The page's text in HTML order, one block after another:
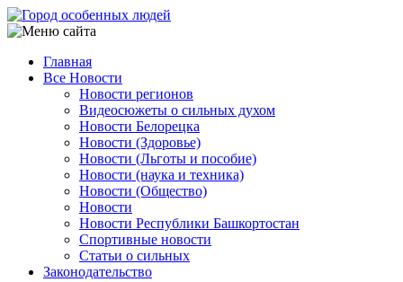
Перейти
к
содержанию
Main
navigation
Главная
Все Новости
Новости регионов
Видеосюжеты о сильных духом
Новости Белорецка
Новости (Здоровье)
Новости (Льготы и пособие)
Новости (наука и техника)
Новости (Общество)
Новости
Новости Республики Башкортостан
Спортивные новости
Статьи о сильных
Законодательство